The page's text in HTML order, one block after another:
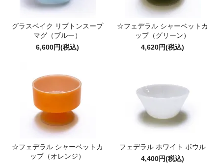
グラスベイク リプトンスープ
マグ（ブルー）
6,600円(税込)
☆フェデラル シャーベットカ
ップ（グリーン）
4,620円(税込)
☆フェデラル シャーベットカ
ップ（オレンジ）
フェデラル ホワイト ボウル
4,400円(税込)